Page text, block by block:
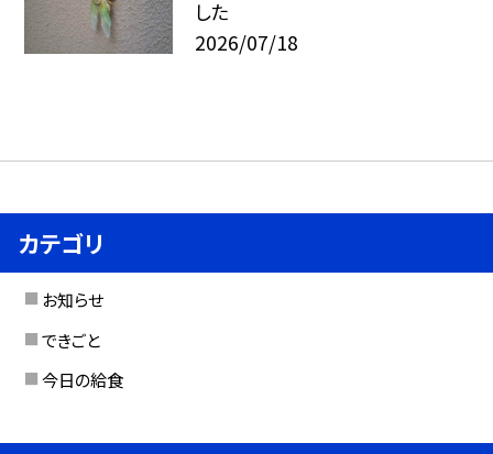
した
2026/07/18
カテゴリ
お知らせ
できごと
今日の給食